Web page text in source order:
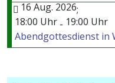
16 Aug. 2026;
18:00 Uhr - 19:00 Uhr
Abendgottesdienst in